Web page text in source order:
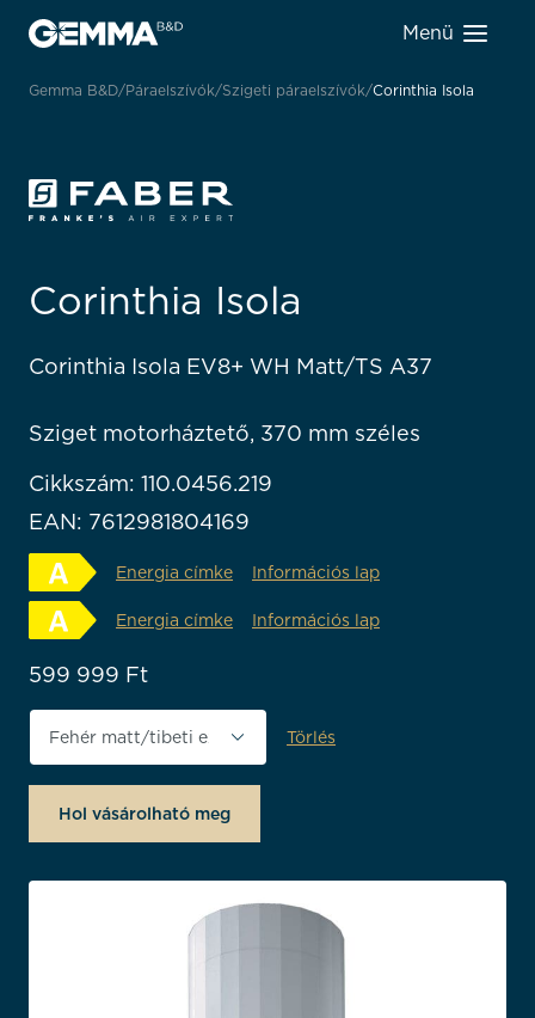
Menü
Gemma B&D Páraelszívók Szigeti páraelszívók Corinthia Isola
Corinthia Isola
Corinthia Isola EV8+ WH Matt/TS A37
Sziget motorháztető, 370 mm széles
Cikkszám: 110.0456.219
EAN: 7612981804169
Energia címke Információs lap
Energia címke Információs lap
599 999 Ft
Végső feldolgozás Törlés
Hol vásárolható meg